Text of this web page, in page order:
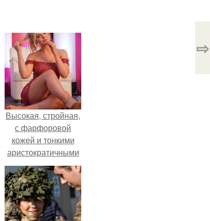
⇨
Высокая, стройная,
с фарфоровой
кожей и тонкими
аристократичными
чертами, эль
выглядит так, будто
сошла с полотна
художника.